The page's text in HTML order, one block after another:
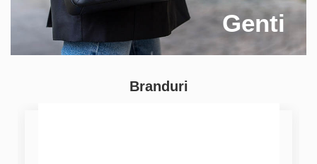
Genti
Branduri